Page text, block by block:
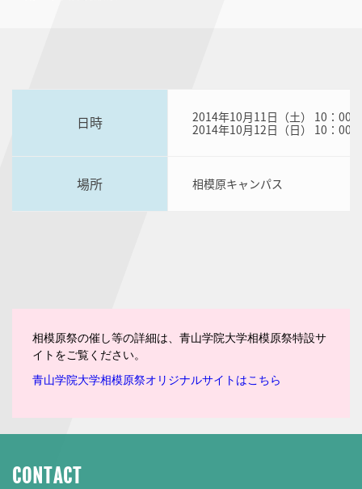
日時
2014年10月11日（土） 10：00
2014年10月12日（日） 10：00
場所 相模原キャンパス
相模原祭の催し等の詳細は、青山学院大学相模原祭特設サ
イトをご覧ください。
青山学院大学相模原祭オリジナルサイトはこちら
CONTACT